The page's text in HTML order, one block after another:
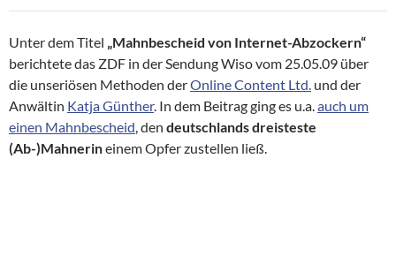
Unter dem Titel „Mahnbescheid von Internet-Abzockern“
berichtete das ZDF in der Sendung Wiso vom 25.05.09 über
die unseriösen Methoden derOnline Content Ltd. und der
Anwältin Katja Günther. In dem Beitrag ging es u.a.auch um
einen Mahnbescheid, den deutschlands dreisteste
(Ab-)Mahnerineinem Opfer zustellen ließ.